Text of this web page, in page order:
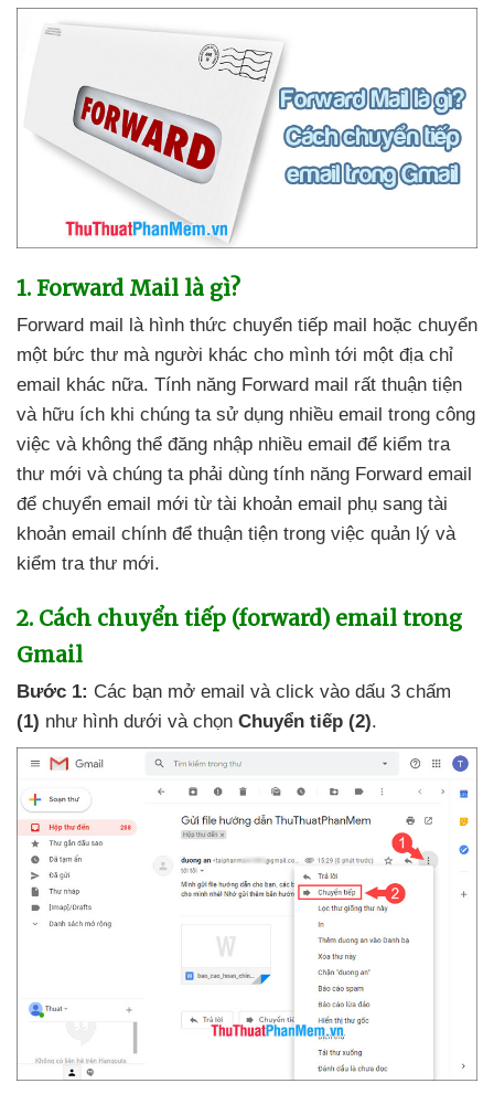
1. Forward Mail là gì?
Forward mail là hình thức chuyển tiếp mail hoặc chuyển
một bức thư mà người khác cho mình tới một địa chỉ
email khác nữa. Tính năng Forward mail rất thuận tiện
và hữu ích khi chúng ta sử dụng nhiều email trong công
việc và không thể đăng nhập nhiều email để kiểm tra
thư mới và chúng ta phải dùng tính năng Forward email
để chuyển email mới từ tài khoản email phụ sang tài
khoản email chính để thuận tiện trong việc quản lý và
kiểm tra thư mới.
2. Cách chuyển tiếp (forward) email trong
Gmail
Bước 1: Các bạn mở email và click vào dấu 3 chấm
(1) như hình dưới và chọn Chuyển tiếp (2).